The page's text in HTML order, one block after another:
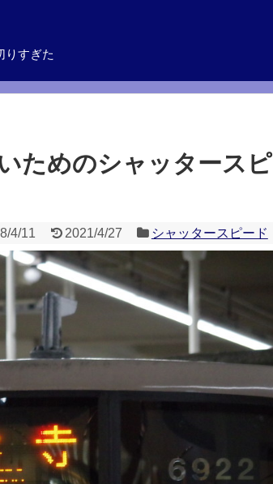
りすぎた
ためのシャッタースピ
4/11 2021/4/27 シャッタースピード